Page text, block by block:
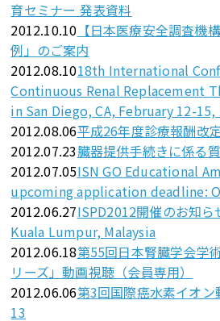
育セミナー 発表資料
2012.10.10 【日本医療安全調査機
例」のご案内
2012.08.1018th International
Continuous Renal Replacement
in San Diego, CA, February 12-15,
2012.08.06平成26年度診療報酬改
2012.07.23臓器提供手続きに係る
2012.07.05ISN GO Educational
upcoming application deadline:
2012.06.27ISPD2012開催のお知
Kuala Lumpur, Malaysia
2012.06.18第55回日本腎臓学会学
リーズ」動画視聴（会員専用）
2012.06.06第3回国際癌水素イオ
13